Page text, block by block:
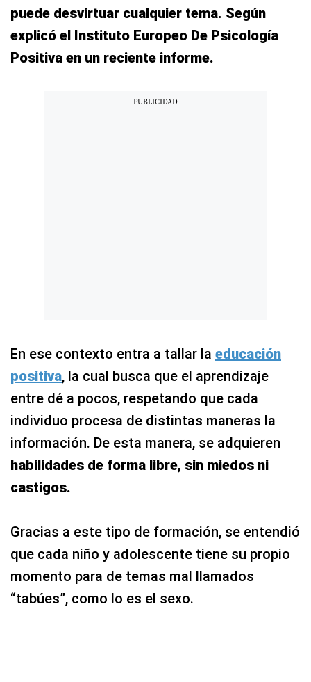
puede desvirtuar cualquier tema. Según
explicó el Instituto Europeo De Psicología
Positiva en un reciente informe.
En ese contexto entra a tallar la educación
positiva, la cual busca que el aprendizaje
entre dé a pocos, respetando que cada
individuo procesa de distintas maneras la
información. De esta manera, se adquieren
habilidades de forma libre, sin miedos ni
castigos.
Gracias a este tipo de formación, se entendió
que cada niño y adolescente tiene su propio
momento para de temas mal llamados
“tabúes”, como lo es el sexo.